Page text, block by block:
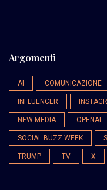
Argomenti
AI COMUNICAZIONE
INFLUENCER
NEW MEDIA OPENAI
SOCIAL BUZZ WEEK
TRUMP TV X